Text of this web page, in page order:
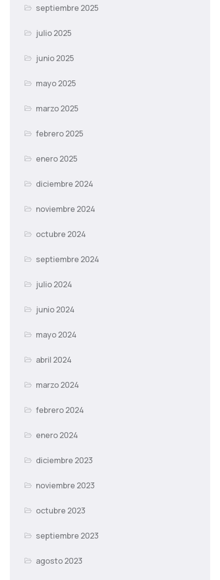
septiembre 2025
julio 2025
junio 2025
mayo 2025
marzo 2025
febrero 2025
enero 2025
diciembre 2024
noviembre 2024
octubre 2024
septiembre 2024
julio 2024
junio 2024
mayo 2024
abril 2024
marzo 2024
febrero 2024
enero 2024
diciembre 2023
noviembre 2023
octubre 2023
septiembre 2023
agosto 2023